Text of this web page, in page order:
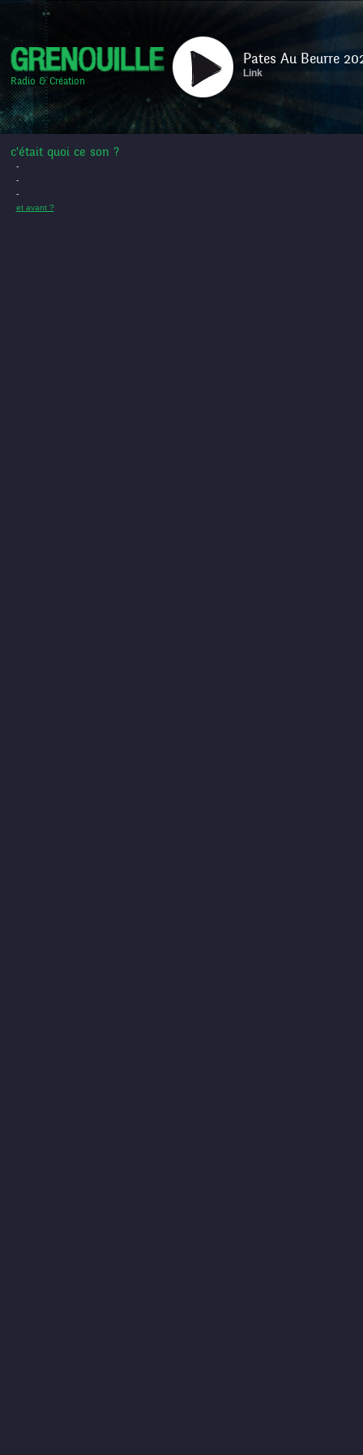
Radio & Création
Pates Au Beurre
Link
c'était quoi ce son ?
-
-
-
et avant ?